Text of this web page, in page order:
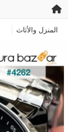
المنزل والأثاث